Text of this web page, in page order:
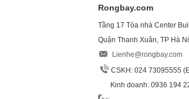
Rongbay.com
Tầng 17 Tòa nhà Center
Quận Thanh Xuân, TP Hà
Lienhe@rongbay.com
CSKH: 024 73095555
Kinh doanh: 0936 194